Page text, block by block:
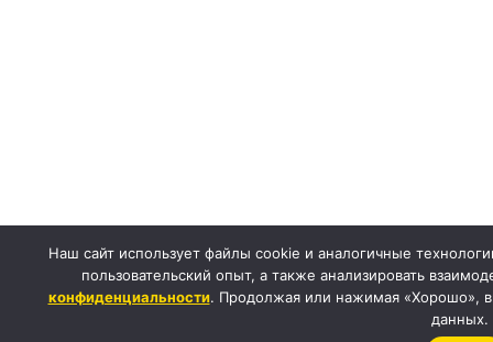
Наш сайт использует файлы cookie и аналогичные
пользовательский опыт, а также анализировать
конфиденциальности. Продолжая или нажимая «Хорошо»,
данных.